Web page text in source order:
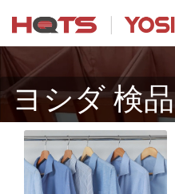
ヨシダ 検品